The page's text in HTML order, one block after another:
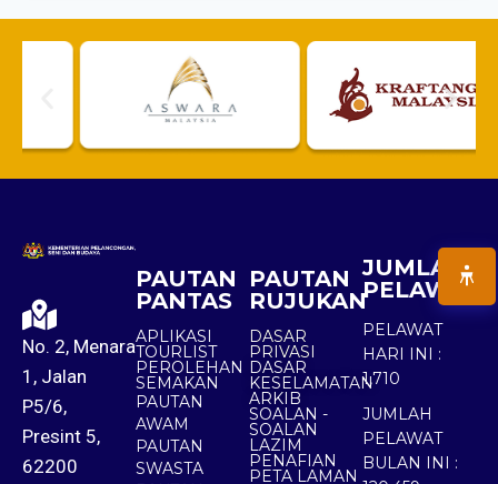
No. 2, Menara
1, Jalan
P5/6,
Presint 5,
62200
PAUTAN
PANTAS
APLIKASI
TOURLIST
PEROLEHAN
SEMAKAN
PAUTAN
AWAM
PAUTAN
SWASTA
PAUTAN
RUJUKAN
DASAR
PRIVASI
DASAR
KESELAMATAN
ARKIB
SOALAN -
SOALAN
LAZIM
PENAFIAN
PETA LAMAN
JUMLAH
PELAWAT
PELAWAT
HARI INI :
1,710
JUMLAH
PELAWAT
BULAN INI :